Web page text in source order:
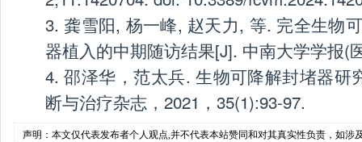
3. 龚雪阳, 杨一峰, 赵天力, 等. 完全生物
器植入的中期随访结果[J]. 中南大学学报(
4. 邵泽华，范太兵. 生物可降解封堵器研
断与治疗杂志，2021，35(1):93-97.
声明：本文仅代表发布者个人观点,并不代表本站赞同和对其真实性负责，如涉